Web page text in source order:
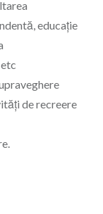
educaţie
de recreere